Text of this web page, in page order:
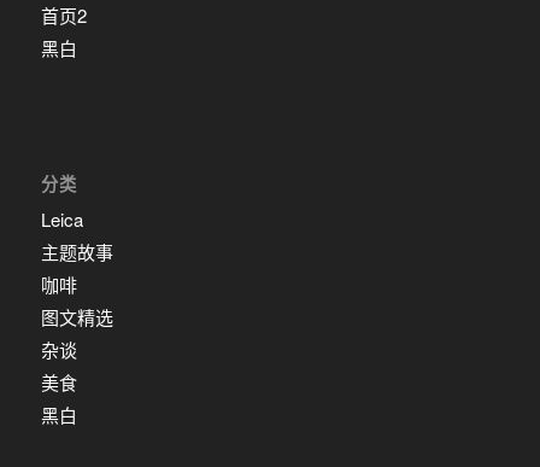
首页2
黑白
分类
Leica
主题故事
咖啡
图文精选
杂谈
美食
黑白